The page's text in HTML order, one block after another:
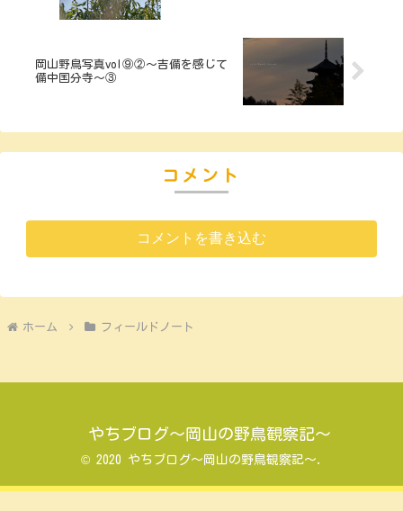
岡山野鳥写真vol⑨②～吉備を感じて
備中国分寺～③
コメント
コメントを書き込む
ホーム フィールドノート
やちブログ～岡山の野鳥観察記～
© 2020 やちブログ～岡山の野鳥観察記～.